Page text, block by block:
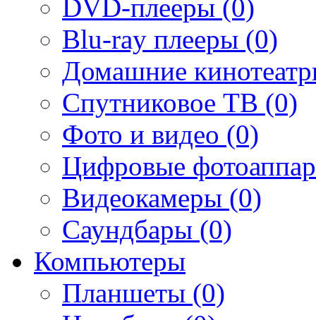
DVD-плееры (0)
Blu-ray плееры (0)
Домашние
Спутниковое ТВ (0)
Фото и видео (0)
Цифровые
Видеокамеры (0)
Саундбары (0)
Компьютеры
Планшеты (0)